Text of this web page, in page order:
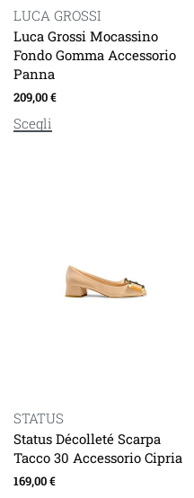
LUCA GROSSI
Luca Grossi Mocassino
Fondo Gomma Accessorio
Panna
209,00€
Scegli
STATUS
Status Décolleté Scarpa
Tacco 30 Accessorio Cipria
169,00€